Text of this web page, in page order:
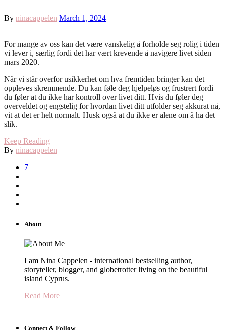
By ninacappelen March 1, 2024
For mange av oss kan det være vanskelig å forholde seg rolig i tiden
vi lever i, særlig fordi det har vært krevende å navigere livet siden
mars 2020.
Når vi står overfor usikkerhet om hva fremtiden bringer kan det
oppleves skremmende. Du kan føle deg hjelpeløs og frustrert fordi
du føler at du ikke har kontroll over livet ditt. Hvis du føler deg
overveldet og engstelig for hvordan livet ditt utfolder seg akkurat nå,
vit at det er helt normalt. Husk også at du ikke er alene om å ha det
slik.
Keep Reading
By ninacappelen
7
About
I am Nina Cappelen - international bestselling author,
storyteller, blogger, and globetrotter living on the beautiful
island Cyprus.
Read More
Connect & Follow